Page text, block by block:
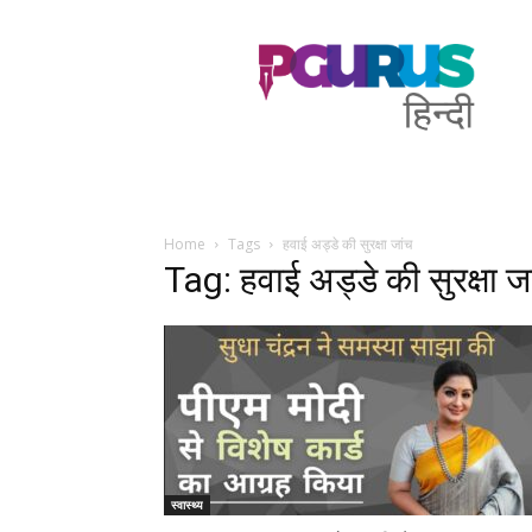
PGurus
Hindi
Home Tags हवाई अड्डे की सुरक्षा जांच
Tag: हवाई अड्डे की सुरक्षा
स्वास्थ्य